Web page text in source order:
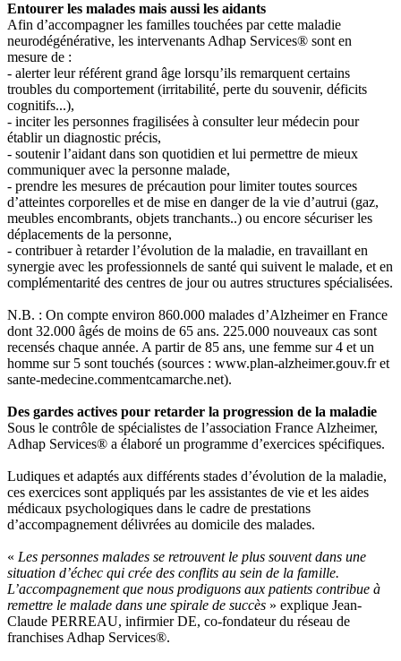
Entourer les malades mais aussi les aidants
Afin d’accompagner les familles touchées par cette maladie
neurodégénérative, les intervenants Adhap Services® sont en
mesure de :
- alerter leur référent grand âge lorsqu’ils remarquent certains
troubles du comportement (irritabilité, perte du souvenir, déficits
cognitifs...),
- inciter les personnes fragilisées à consulter leur médecin pour
établir un diagnostic précis,
- soutenir l’aidant dans son quotidien et lui permettre de mieux
communiquer avec la personne malade,
- prendre les mesures de précaution pour limiter toutes sources
d’atteintes corporelles et de mise en danger de la vie d’autrui (gaz,
meubles encombrants, objets tranchants..) ou encore sécuriser les
déplacements de la personne,
- contribuer à retarder l’évolution de la maladie, en travaillant en
synergie avec les professionnels de santé qui suivent le malade, et en
complémentarité des centres de jour ou autres structures spécialisées.
N.B. : On compte environ 860.000 malades d’Alzheimer en France
dont 32.000 âgés de moins de 65 ans. 225.000 nouveaux cas sont
recensés chaque année. A partir de 85 ans, une femme sur 4 et un
homme sur 5 sont touchés (sources : www.plan-alzheimer.gouv.fr et
sante-medecine.commentcamarche.net).
Des gardes actives pour retarder la progression de la maladie
Sous le contrôle de spécialistes de l’association France Alzheimer,
Adhap Services® a élaboré un programme d’exercices spécifiques.
Ludiques et adaptés aux différents stades d’évolution de la maladie,
ces exercices sont appliqués par les assistantes de vie et les aides
médicaux psychologiques dans le cadre de prestations
d’accompagnement délivrées au domicile des malades.
« Les personnes malades se retrouvent le plus souvent dans une
situation d’échec qui crée des conflits au sein de la famille.
L’accompagnement que nous prodiguons aux patients contribue à
remettre le malade dans une spirale de succès » explique Jean-
Claude PERREAU, infirmier DE, co-fondateur du réseau de
franchises Adhap Services®.